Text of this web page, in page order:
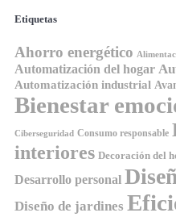
Etiquetas
Ahorro energético
Automatización del hogar
Automatización industrial
Bienestar
Ciberseguridad Consumo responsable
interiores Decoración del
Desarrollo personal
Diseño de jardines